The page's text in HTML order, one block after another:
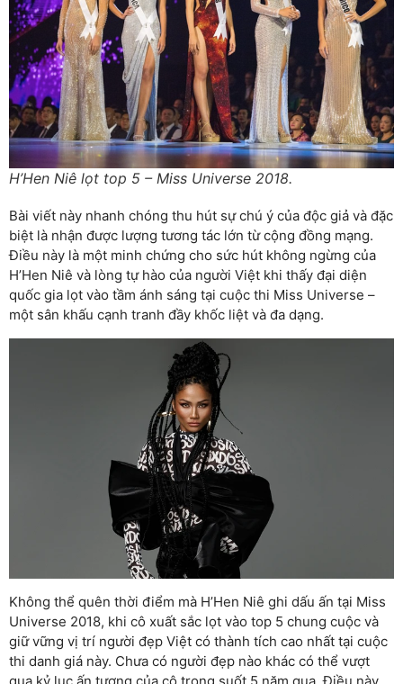
H’Hen Niê lọt top 5 – Miss Universe 2018.
Bài viết này nhanh chóng thu hút sự chú ý của độc giả và đặc
biệt là nhận được lượng tương tác lớn từ cộng đồng mạng.
Điều này là một minh chứng cho sức hút không ngừng của
H’Hen Niê và lòng tự hào của người Việt khi thấy đại diện
quốc gia lọt vào tầm ánh sáng tại cuộc thi Miss Universe –
một sân khấu cạnh tranh đầy khốc liệt và đa dạng.
Không thể quên thời điểm mà H’Hen Niê ghi dấu ấn tại Miss
Universe 2018, khi cô xuất sắc lọt vào top 5 chung cuộc và
giữ vững vị trí người đẹp Việt có thành tích cao nhất tại cuộc
thi danh giá này. Chưa có người đẹp nào khác có thể vượt
qua kỷ lục ấn tượng của cô trong suốt 5 năm qua. Điều này